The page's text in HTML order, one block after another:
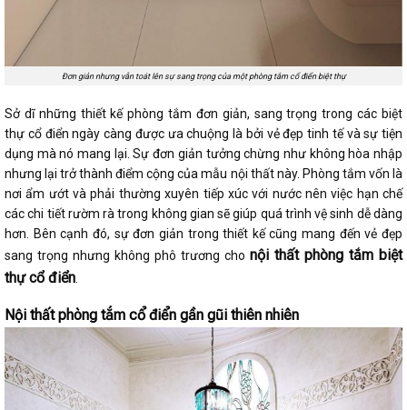
Đơn giản nhưng vẫn toát lên sự sang trọng của một phòng tắm cổ điển biệt thự
Sở dĩ những thiết kế phòng tắm đơn giản, sang trọng trong các biệt
thự cổ điển ngày càng được ưa chuộng là bởi vẻ đẹp tinh tế và sự tiện
dụng mà nó mang lại. Sự đơn giản tưởng chừng như không hòa nhập
nhưng lại trở thành điểm cộng của mẫu nội thất này. Phòng tắm vốn là
nơi ẩm ướt và phải thường xuyên tiếp xúc với nước nên việc hạn chế
các chi tiết rườm rà trong không gian sẽ giúp quá trình vệ sinh dễ dàng
hơn. Bên cạnh đó, sự đơn giản trong thiết kế cũng mang đến vẻ đẹp
sang trọng nhưng không phô trương cho nội thất phòng tắm biệt
thự cổ điển.
Nội thất phòng tắm cổ điển gần gũi thiên nhiên